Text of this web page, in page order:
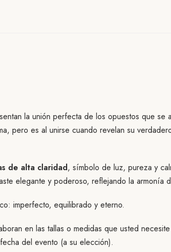
la unión perfecta de los opuestos que
pero es al unirse cuando revelan su
de alta claridad, símbolo de luz, pureza y
elegante y poderoso, reflejando la
imperfecto, equilibrado y eterno.
en las tallas o medidas que usted
del evento (a su elección).